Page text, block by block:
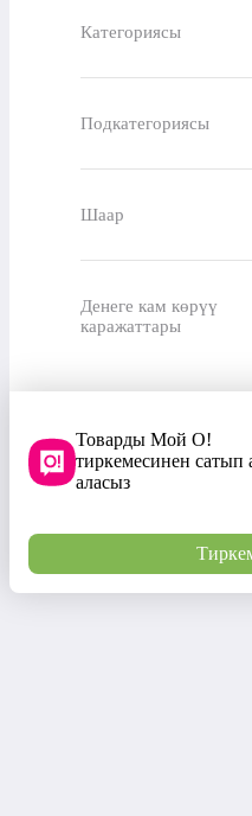
Категориясы
Подкатегориясы
Шаар
Денеге кам көрүү
каражаттары
Товарды Мой О!
тиркемесинен сатып
аласыз